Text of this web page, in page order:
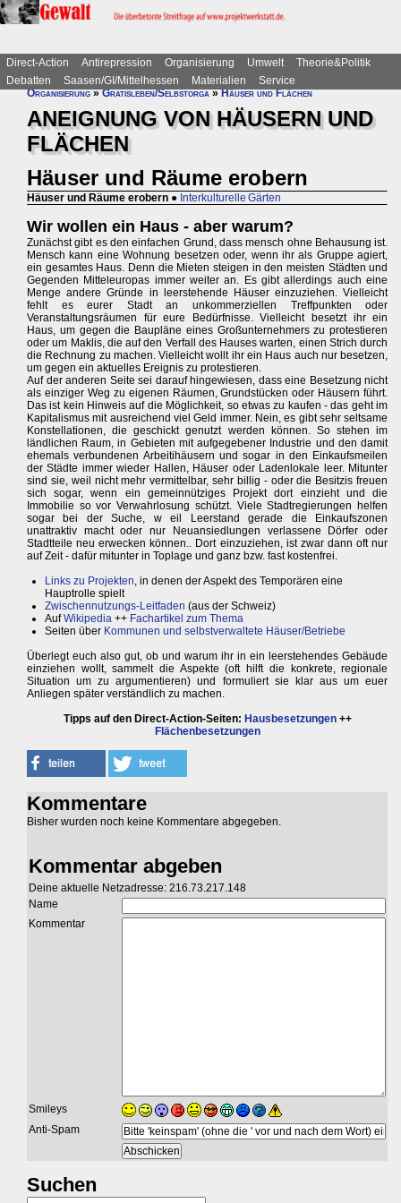
Direct-Action Antirepression Organisierung Umwelt
Theorie&Politik
Debatten
Saasen/GI/Mittelhessen Materialien
Service
Organisierung»Gratisleben/Selbstorga»Häuser und Flächen
ANEIGNUNG VON HÄUSERN UND
FLÄCHEN
Häuser und Räume erobern
Häuser und Räume erobern ● Interkulturelle Gärten
Wir wollen ein Haus - aber warum?
Zunächst gibt es den einfachen Grund, dass mensch ohne Behausung ist.
Mensch kann eine Wohnung besetzen oder, wenn ihr als Gruppe agiert,
ein gesamtes Haus. Denn die Mieten steigen in den meisten Städten und
Gegenden Mitteleuropas immer weiter an. Es gibt allerdings auch eine
Menge andere Gründe in leerstehende Häuser einzuziehen. Vielleicht
fehlt es eurer Stadt an unkommerziellen Treffpunkten oder
Veranstaltungsräumen für eure Bedürfnisse. Vielleicht besetzt ihr ein
Haus, um gegen die Baupläne eines Großunternehmers zu protestieren
oder um Maklis, die auf den Verfall des Hauses warten, einen Strich durch
die Rechnung zu machen. Vielleicht wollt ihr ein Haus auch nur besetzen,
um gegen ein aktuelles Ereignis zu protestieren.
Auf der anderen Seite sei darauf hingewiesen, dass eine Besetzung nicht
als einziger Weg zu eigenen Räumen, Grundstücken oder Häusern führt.
Das ist kein Hinweis auf die Möglichkeit, so etwas zu kaufen - das geht im
Kapitalismus mit ausreichend viel Geld immer. Nein, es gibt sehr seltsame
Konstellationen, die geschickt genutzt werden können. So stehen im
ländlichen Raum, in Gebieten mit aufgegebener Industrie und den damit
ehemals verbundenen Arbeitihäusern und sogar in den Einkaufsmeilen
der Städte immer wieder Hallen, Häuser oder Ladenlokale leer. Mitunter
sind sie, weil nicht mehr vermittelbar, sehr billig - oder die Besitzis freuen
sich sogar, wenn ein gemeinnütziges Projekt dort einzieht und die
Immobilie so vor Verwahrlosung schützt. Viele Stadtregierungen helfen
sogar bei der Suche, w eil Leerstand gerade die Einkaufszonen
unattraktiv macht oder nur Neuansiedlungen verlassene Dörfer oder
Stadtteile neu erwecken können.. Dort einzuziehen, ist zwar dann oft nur
auf Zeit - dafür mitunter in Toplage und ganz bzw. fast kostenfrei.
Links zu Projekten, in denen der Aspekt des Temporären eine
Hauptrolle spielt
Zwischennutzungs-Leitfaden (aus der Schweiz)
AufWikipedia ++ Fachartikel zum Thema
Seiten über Kommunen und selbstverwaltete Häuser/Betriebe
Überlegt euch also gut, ob und warum ihr in ein leerstehendes Gebäude
einziehen wollt, sammelt die Aspekte (oft hilft die konkrete, regionale
Situation um zu argumentieren) und formuliert sie klar aus um euer
Anliegen später verständlich zu machen.
Tipps auf den Direct-Action-Seiten: Hausbesetzungen++
Flächenbesetzungen
Kommentare
Bisher wurden noch keine Kommentare abgegeben.
Kommentar abgeben
Deine aktuelle Netzadresse: 216.73.217.148
Name
Kommentar
Smileys
Anti-Spam
Suchen